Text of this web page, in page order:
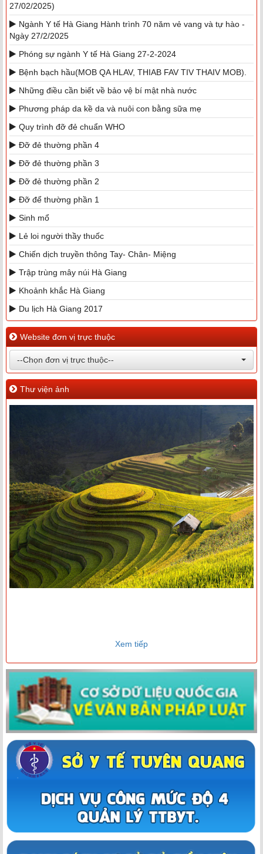
27/02/2025)
Ngành Y tế Hà Giang Hành trình 70 năm vẻ vang và tự hào -
Ngày 27/2/2025
Phóng sự ngành Y tế Hà Giang 27-2-2024
Bệnh bạch hầu(MOB QA HLAV, THIAB FAV TIV THAIV MOB).
Những điều cần biết về bảo vệ bí mật nhà nước
Phương pháp da kề da và nuôi con bằng sữa mẹ
Quy trình đỡ đẻ chuẩn WHO
Đỡ đẻ thường phần 4
Đỡ đẻ thường phần 3
Đỡ đẻ thường phần 2
Đỡ để thường phần 1
Sinh mổ
Lẻ loi người thầy thuốc
Chiến dịch truyền thông Tay- Chân- Miệng
Trập trùng mây núi Hà Giang
Khoảnh khắc Hà Giang
Du lịch Hà Giang 2017
Website đơn vị trực thuộc
--Chọn đơn vị trực thuộc--
Thư viện ảnh
Xem tiếp